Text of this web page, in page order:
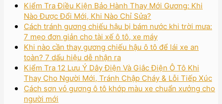
Kiểm Tra Điều Kiện Bảo Hành Thay Mới Gương: Khi
Nào Được Đổi Mới, Khi Nào Chỉ Sửa?
Cách tránh gương chiếu hậu bị bám nước khi trời mưa:
7 mẹo đơn giản cho tài xế ô tô, xe máy
Khi nào cần thay gương chiếu hậu ô tô để lái xe an
toàn? 7 dấu hiệu dễ nhận ra
Kiểm Tra 12 Lưu Ý Dây Điện Và Giắc Điện Ô Tô Khi
Thay Cho Người Mới, Tránh Chập Cháy & Lỗi Tiếp Xúc
Cách sơn vỏ gương ô tô khớp màu xe chuẩn xưởng cho
người mới